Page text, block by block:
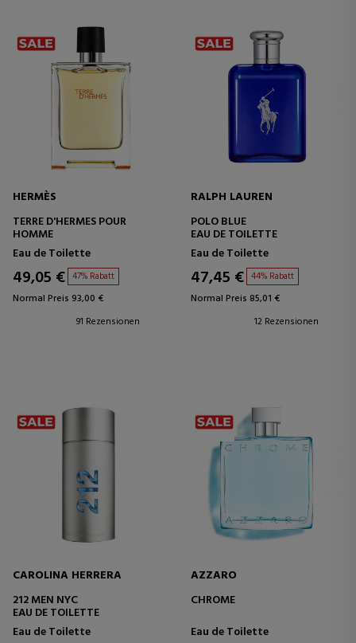
HERMÈS
TERRE D'HERMES POUR
HOMME
Eau de Toilette
49,05 € 47% Rabatt
Normal Preis 93,00 €
91 Rezensionen
RALPH LAUREN
POLO BLUE
EAU DE TOILETTE
Eau de Toilette
47,45 € 44% Rabatt
Normal Preis 85,01 €
12 Rezensionen
CAROLINA HERRERA
212 MEN NYC
EAU DE TOILETTE
Eau de Toilette
AZZARO
CHROME
Eau de Toilette